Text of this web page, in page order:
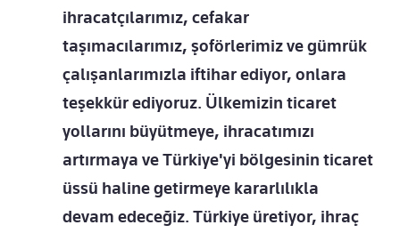
ihracatçılarımız, cefakar
taşımacılarımız, şoförlerimiz ve gümrük
çalışanlarımızla iftihar ediyor, onlara
teşekkür ediyoruz. Ülkemizin ticaret
yollarını büyütmeye, ihracatımızı
artırmaya ve Türkiye'yi bölgesinin ticaret
üssü haline getirmeye kararlılıkla
devam edeceğiz. Türkiye üretiyor, ihraç